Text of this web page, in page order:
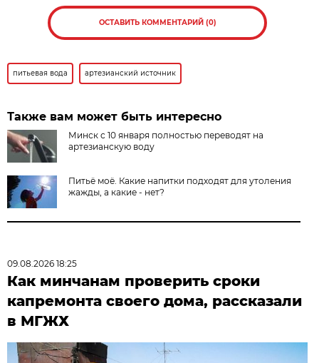
ОСТАВИТЬ КОММЕНТАРИЙ (0)
питьевая вода артезианский источник
Также вам может быть интересно
Минск с 10 января полностью переводят на
артезианскую воду
Питьё моё. Какие напитки подходят для утоления
жажды, а какие - нет?
09.08.2026 18:25
Как минчанам проверить сроки
капремонта своего дома, рассказали
в МГЖХ